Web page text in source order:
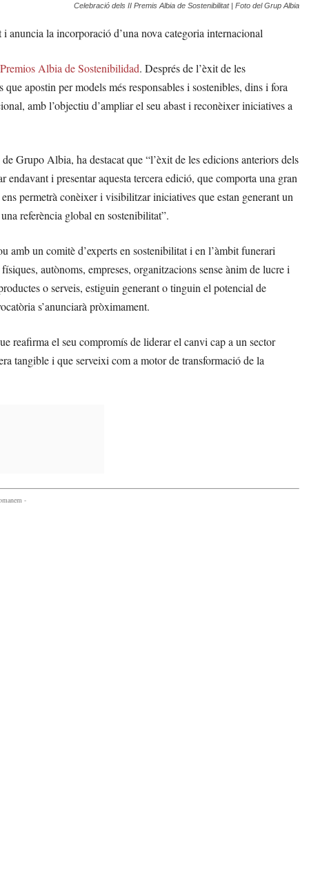
Celebració dels II Premis Albia de Sostenibilitat | Foto del Grup Albia
la incorporació d’una nova categoria internacional
Albia de Sostenibilidad. Després de l’èxit de les
apostin per models més responsables i sostenibles, dins i fora
amb l’objectiu d’ampliar el seu abast i reconèixer iniciatives a
Grupo Albia, ha destacat que “l’èxit de les edicions anteriors dels
i presentar aquesta tercera edició, que comporta una gran
permetrà conèixer i visibilitzar iniciatives que estan generant un
referència global en sostenibilitat”.
un comitè d’experts en sostenibilitat i en l’àmbit funerari
autònoms, empreses, organitzacions sense ànim de lucre i
o serveis, estiguin generant o tinguin el potencial de
s’anunciarà pròximament.
reafirma el seu compromís de liderar el canvi cap a un sector
tangible i que serveixi com a motor de transformació de la
-